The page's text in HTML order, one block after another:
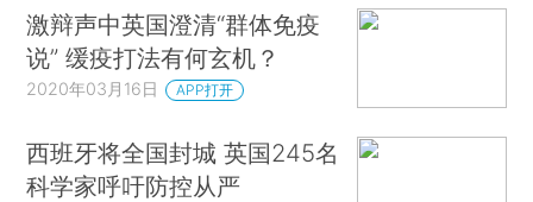
激辩声中英国澄清“群体免疫
说” 缓疫打法有何玄机？
2020年03月16日 APP打开
西班牙将全国封城 英国245名
科学家呼吁防控从严